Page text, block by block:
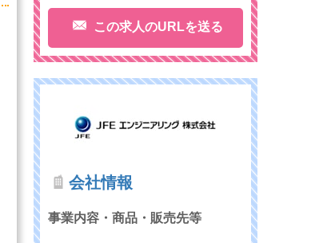
この求人のURLを送る
会社情報
事業内容・商品・販売先等